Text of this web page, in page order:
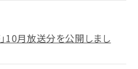
10月放送分を公開しまし